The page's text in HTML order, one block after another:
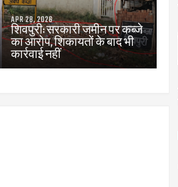
APR 28, 2026
शिवपुरी: सरकारी जमीन पर कब्जे
का आरोप, शिकायतों के बाद भी
कार्रवाई नहीं